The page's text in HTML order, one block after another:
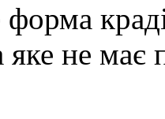
не має